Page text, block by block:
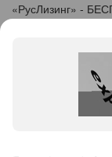
«РусЛизинг» -
+7 (495) 103-
143405,
Вокзальная, дом